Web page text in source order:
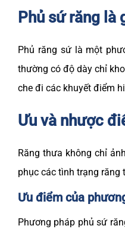
Phủ sứ răng là
Phủ răng sứ là một
thường có độ dày chỉ
che đi các khuyết điểm
Ưu và nhược
Răng thưa không chỉ
phục các tình trạng răng
Ưu điểm của
Phương pháp phủ sứ